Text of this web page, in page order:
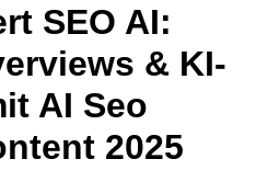
SEO AI:
& KI-
AI Seo
2025